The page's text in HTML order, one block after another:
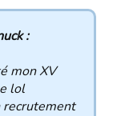
:
mon XV
lol
recrutement